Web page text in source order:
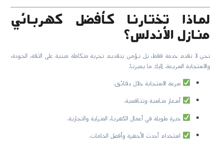
لماذا تختارنا كأفضل كهربائي
منازل الأندلس؟
نحن لا نقدم خدمة فقط، بل نؤمن بتقديم تجربة متكاملة مبنية على الثقة، الجودة،
والاستجابة السريعة. إليك ما يميزنا:
سرعة الاستجابة خلال دقائق.
أسعار مناسبة وتنافسية.
خبرة طويلة في أعمال الكهرباء المنزلية والتجارية.
استخدام أحدث الأجهزة وأفضل الخامات.